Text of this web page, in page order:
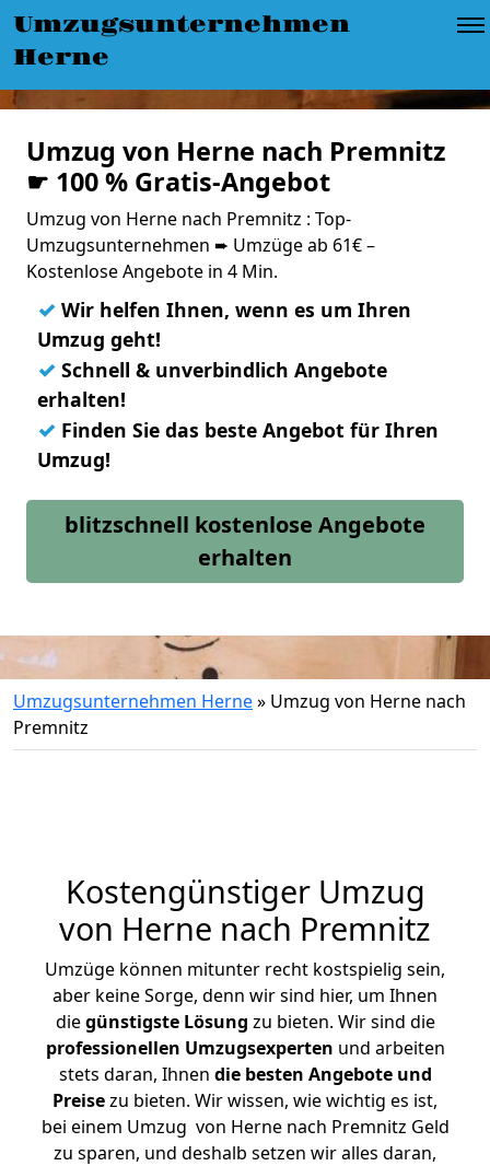
Umzugsunternehmen
Herne
Umzug von Herne nach Premnitz
☛ 100 % Gratis-Angebot
Umzug von Herne nach Premnitz : Top-
Umzugsunternehmen ➨ Umzüge ab 61€ –
Kostenlose Angebote in 4 Min.
✓ Wir helfen Ihnen, wenn es um Ihren
Umzug geht!
✓ Schnell & unverbindlich Angebote
erhalten!
✓ Finden Sie das beste Angebot für Ihren
Umzug!
blitzschnell kostenlose Angebote
erhalten
Umzugsunternehmen Herne» Umzug von Herne nach
Premnitz
Kostengünstiger Umzug
von Herne nach Premnitz
Umzüge können mitunter recht kostspielig sein,
aber keine Sorge, denn wir sind hier, um Ihnen
diegünstigste Lösung zu bieten. Wir sind die
professionellen Umzugsexperten und arbeiten
stets daran, Ihnen die besten Angebote und
Preisezu bieten. Wir wissen, wie wichtig es ist,
bei einem Umzug von Herne nach Premnitz Geld
zu sparen, und deshalb setzen wir alles daran,